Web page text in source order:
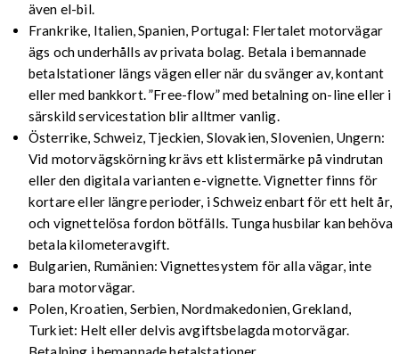
även el-bil.
Frankrike, Italien, Spanien, Portugal: Flertalet motorvägar
ägs och underhålls av privata bolag. Betala i bemannade
betalstationer längs vägen eller när du svänger av, kontant
eller med bankkort. ”Free-flow” med betalning on-line eller i
särskild servicestation blir alltmer vanlig.
Österrike, Schweiz, Tjeckien, Slovakien, Slovenien, Ungern:
Vid motorvägskörning krävs ett klistermärke på vindrutan
eller den digitala varianten e-vignette. Vignetter finns för
kortare eller längre perioder, i Schweiz enbart för ett helt år,
och vignettelösa fordon bötfälls. Tunga husbilar kan behöva
betala kilometeravgift.
Bulgarien, Rumänien: Vignettesystem för alla vägar, inte
bara motorvägar.
Polen, Kroatien, Serbien, Nordmakedonien, Grekland,
Turkiet: Helt eller delvis avgiftsbelagda motorvägar.